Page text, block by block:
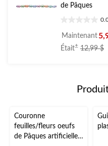
de Pâques
étoile(s)
sur
5.
Maintenant
Était± 12,99 $
Couronne
feuilles/fleurs oeufs
de Pâques artificielle,